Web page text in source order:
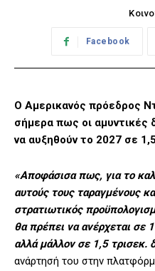
Facebook
Ο Αμερικανός πρόεδρος
σήμερα πως οι
να αυξηθούν το 2027 σε
«Αποφάσισα πως, για το
αυτούς τους ταραγμένους
στρατιωτικός
θα πρέπει να ανέρχεται σε
αλλά μάλλον σε 1,5 τρισεκ.
ανάρτησή του στην